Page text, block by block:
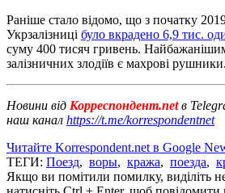
Раніше стало відомо, що з початку 2019
Укрзалізниці було вкрадено 6,9 тис.
суму 400 тисяч гривень.
залізничних злодіїв є махрові рушники.
Новини від Корреспондент.netв
наш канал https://t.me/korrespondentnet
Читайте Korrespondent.net в Google
ТЕГИ: Поезд, воры, кража, поезда,
Якщо ви помітили помилку, виділіть